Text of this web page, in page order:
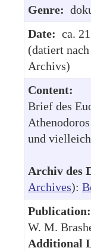
Genre:
Date: ca.
(datiert
Archivs)
Content:
Brief des
und
Archiv des
Archives):
Publication:
W. M.
Additional